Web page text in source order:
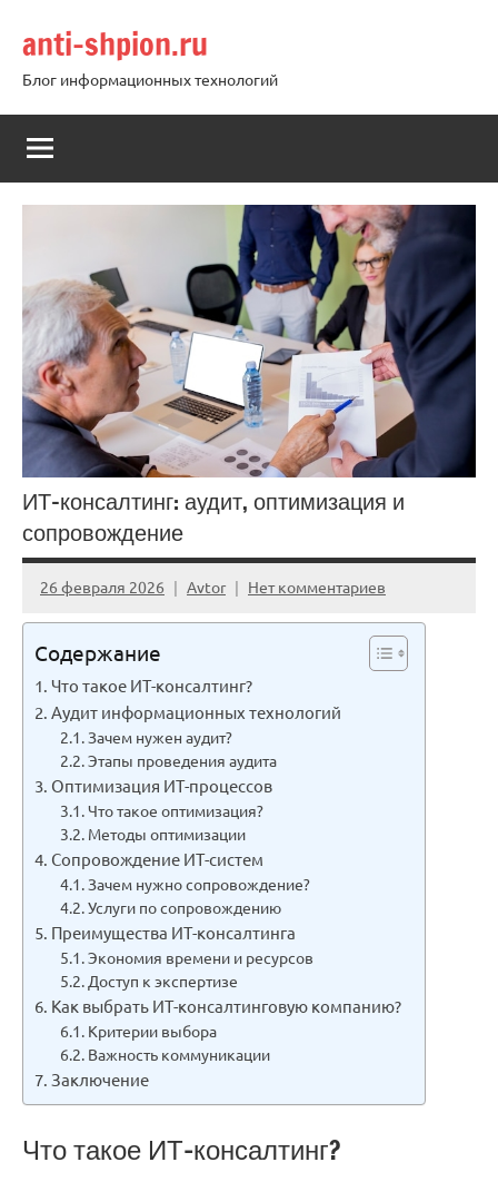
содержимому
anti-shpion.ru
Блог информационных технологий
ИТ-консалтинг: аудит, оптимизация и
сопровождение
26 февраля 2026 Avtor Нет комментариев
Содержание
Что такое ИТ-консалтинг?
Аудит информационных технологий
Зачем нужен аудит?
Этапы проведения аудита
Оптимизация ИТ-процессов
Что такое оптимизация?
Методы оптимизации
Сопровождение ИТ-систем
Зачем нужно сопровождение?
Услуги по сопровождению
Преимущества ИТ-консалтинга
Экономия времени и ресурсов
Доступ к экспертизе
Как выбрать ИТ-консалтинговую компанию?
Критерии выбора
Важность коммуникации
Заключение
Что такое ИТ-консалтинг?